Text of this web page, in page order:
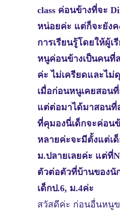
class ค่อนข้างที่จะ
หน่อยค่ะ แต่ก็จะยังค
การเรียนรู้โดยให้ผู้
หนูค่อนข้างเป็นคนที่
ค่ะ ไม่เครียดและไม่
เมื่อก่อนหนูเคยสอน
แต่ต่อมาได้มาสอนที่
ที่คุมองนี่เด็กจะค่อน
หลายค่ะจะมีตั้งแต่เ
ม.ปลายเลยค่ะ แต่ที่
ตัวต่อตัวที่บ้านของนั
เด็กป.6, ม.4ค่ะ
สวัสดีค่ะ ก่อนอื่นหนู